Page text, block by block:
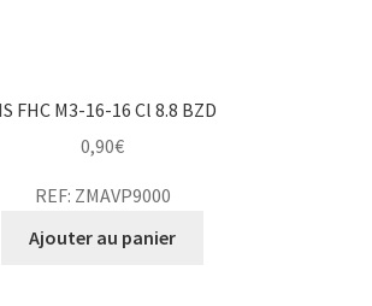
FHC M3-16-16 Cl 8.8 BZD
0,90€
REF: ZMAVP9000
Ajouter au panier